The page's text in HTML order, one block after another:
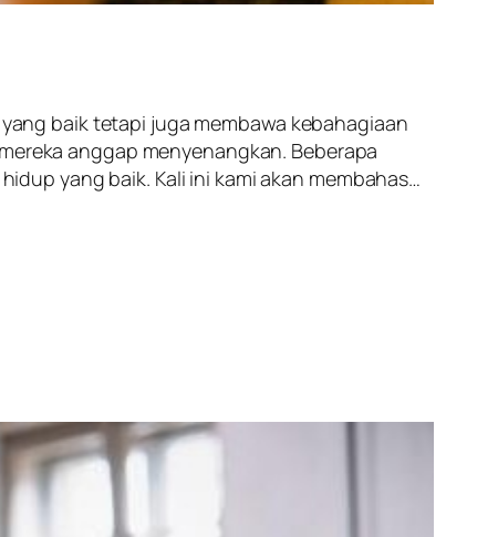
baik tetapi juga membawa kebahagiaan
anggap menyenangkan. Beberapa
yang baik. Kali ini kami akan membahas…